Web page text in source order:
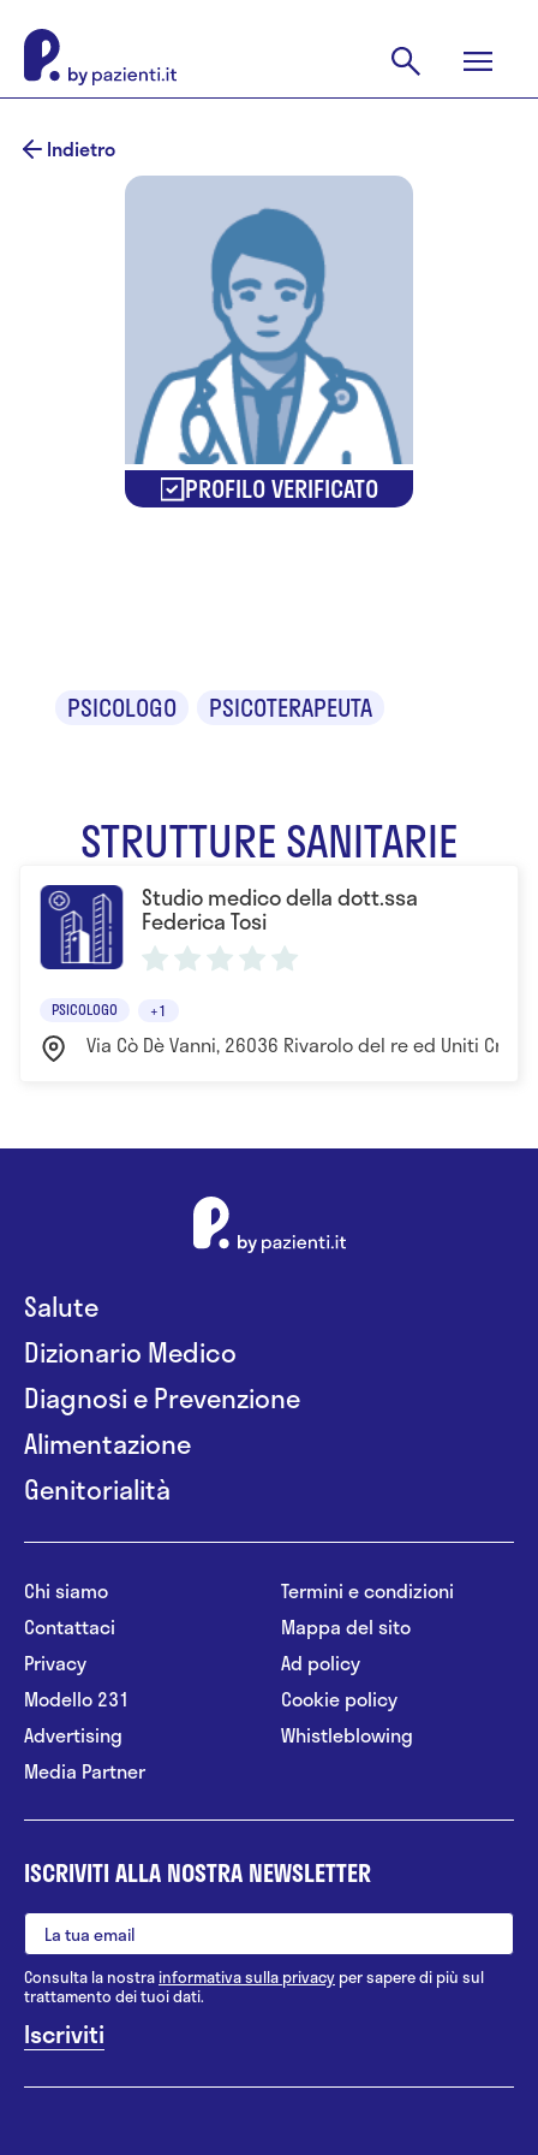
Indietro
PROFILO VERIFICATO
PSICOLOGO PSICOTERAPEUTA
STRUTTURE SANITARIE
Studio medico della dott.ssa
Federica Tosi
PSICOLOGO +1
Via Cò Dè Vanni, 26036 Rivarolo del re ed Uniti
Salute
Dizionario Medico
Diagnosi e Prevenzione
Alimentazione
Genitorialità
Chi siamo
Contattaci
Privacy
Modello 231
Advertising
Media Partner
Termini e condizioni
Mappa del sito
Ad policy
Cookie policy
Whistleblowing
ISCRIVITI ALLA NOSTRA NEWSLETTER
Consulta la nostrainformativa sulla privacy per sapere di più sul
trattamento dei tuoi dati.